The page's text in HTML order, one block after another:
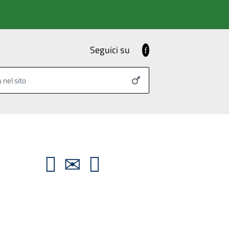
Seguici su
nel sito